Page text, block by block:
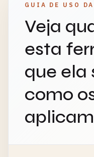
GUIA DE USO
Veja
esta
que ela
como